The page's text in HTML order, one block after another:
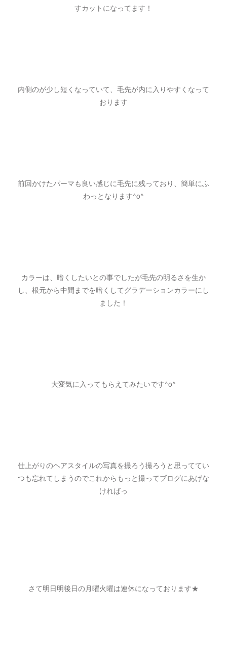
すカットになってます！
内側のが少し短くなっていて、毛先が内に入りやすくなって
おります
前回かけたパーマも良い感じに毛先に残っており、簡単にふ
わっとなります^o^
カラーは、暗くしたいとの事でしたが毛先の明るさを生か
し、根元から中間までを暗くしてグラデーションカラーにし
ました！
大変気に入ってもらえてみたいです^o^
仕上がりのヘアスタイルの写真を撮ろう撮ろうと思っててい
つも忘れてしまうのでこれからもっと撮ってブログにあげな
ければっ
さて明日明後日の月曜火曜は連休になっております★